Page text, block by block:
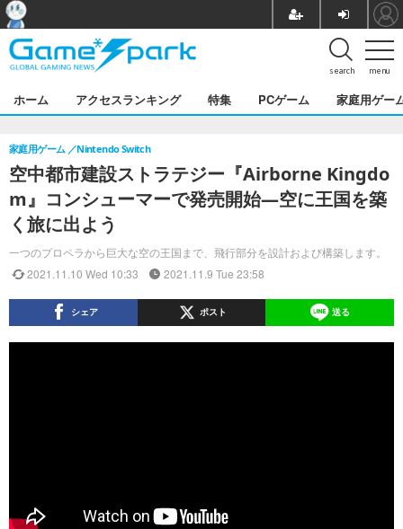
menu
search
ホーム アクセスランキング 特集 PCゲーム 家庭用ゲー
空中都市建設ストラテジー『Airborne Kingdo
m』コンシューマーで発売開始―空に王国を築
く旅に出よう
一つのプロペラから巨大な空の王国まで、飛行部分を設計および構築します。
家庭用ゲーム Nintendo Switch
2021.11.10 Wed 10:33 2021.11.9 Tue 23:58
シェア ポスト 送る